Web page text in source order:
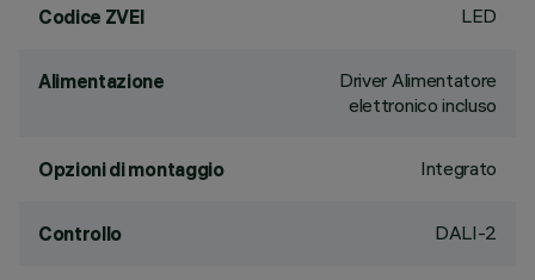
Codice ZVEI LED
Alimentazione
Driver Alimentatore
elettronico incluso
Opzioni di montaggio Integrato
Controllo DALI-2